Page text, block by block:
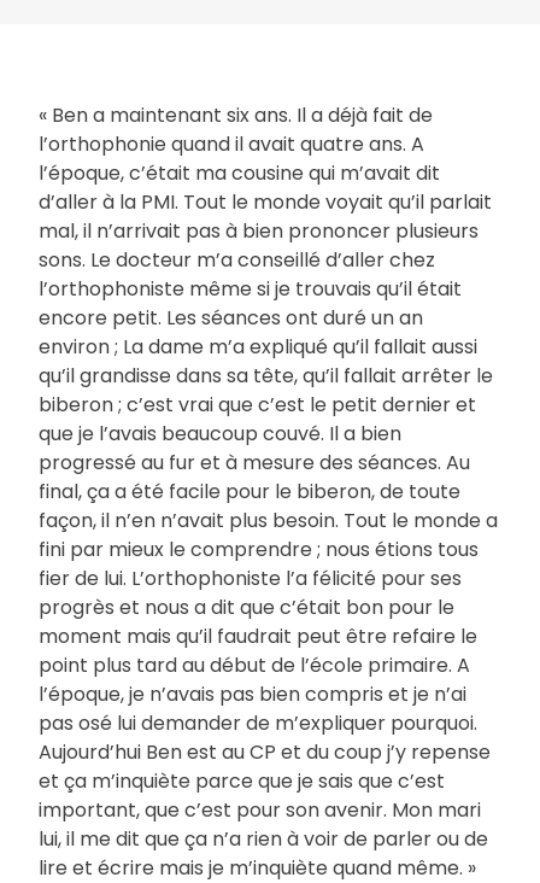
« Ben a maintenant six ans. Il a déjà fait de
l’orthophonie quand il avait quatre ans. A
l’époque, c’était ma cousine qui m’avait dit
d’aller à la PMI. Tout le monde voyait qu’il parlait
mal, il n’arrivait pas à bien prononcer plusieurs
sons. Le docteur m’a conseillé d’aller chez
l’orthophoniste même si je trouvais qu’il était
encore petit. Les séances ont duré un an
environ ; La dame m’a expliqué qu’il fallait aussi
qu’il grandisse dans sa tête, qu’il fallait arrêter le
biberon ; c’est vrai que c’est le petit dernier et
que je l’avais beaucoup couvé. Il a bien
progressé au fur et à mesure des séances. Au
final, ça a été facile pour le biberon, de toute
façon, il n’en n’avait plus besoin. Tout le monde a
fini par mieux le comprendre ; nous étions tous
fier de lui. L’orthophoniste l’a félicité pour ses
progrès et nous a dit que c’était bon pour le
moment mais qu’il faudrait peut être refaire le
point plus tard au début de l’école primaire. A
l’époque, je n’avais pas bien compris et je n’ai
pas osé lui demander de m’expliquer pourquoi.
Aujourd’hui Ben est au CP et du coup j’y repense
et ça m’inquiète parce que je sais que c’est
important, que c’est pour son avenir. Mon mari
lui, il me dit que ça n’a rien à voir de parler ou de
lire et écrire mais je m’inquiète quand même. »